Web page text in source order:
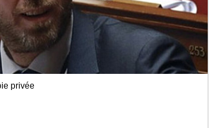
privée